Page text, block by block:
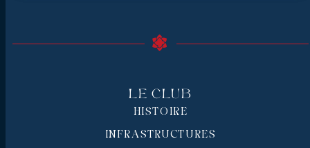
Le Club
HISTOIRE
INFRASTRUCTURES